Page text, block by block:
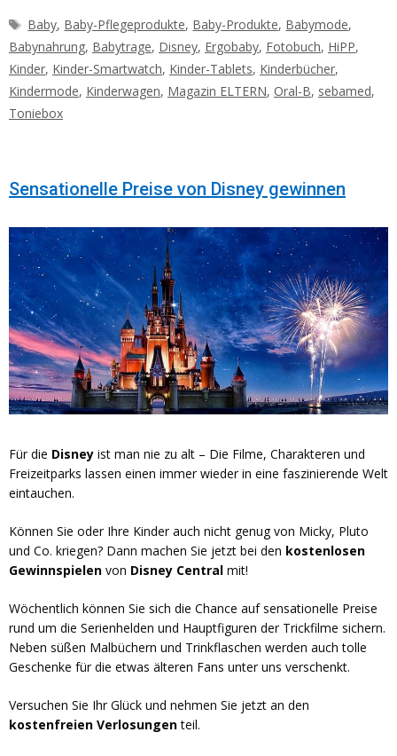
Schlagwörter
Baby, Baby-Pflegeprodukte, Baby-Produkte, Babymode,
Babynahrung, Babytrage, Disney, Ergobaby, Fotobuch, HiPP,
Kinder, Kinder-Smartwatch, Kinder-Tablets, Kinderbücher,
Kindermode, Kinderwagen, Magazin ELTERN, Oral-B, sebamed,
Toniebox
Sensationelle Preise von Disney gewinnen
Für die Disney ist man nie zu alt – Die Filme, Charakteren und
Freizeitparks lassen einen immer wieder in eine faszinierende Welt
eintauchen.
Können Sie oder Ihre Kinder auch nicht genug von Micky, Pluto
und Co. kriegen? Dann machen Sie jetzt bei den kostenlosen
Gewinnspielen von Disney Central mit!
Wöchentlich können Sie sich die Chance auf sensationelle Preise
rund um die Serienhelden und Hauptfiguren der Trickfilme sichern.
Neben süßen Malbüchern und Trinkflaschen werden auch tolle
Geschenke für die etwas älteren Fans unter uns verschenkt.
Versuchen Sie Ihr Glück und nehmen Sie jetzt an den
kostenfreien Verlosungenteil.